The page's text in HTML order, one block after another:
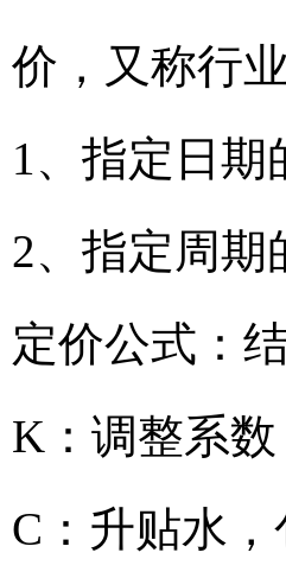
价，又称行
1、指定日期
2、指定周期
定价公式：
K：调整系
C：升贴水